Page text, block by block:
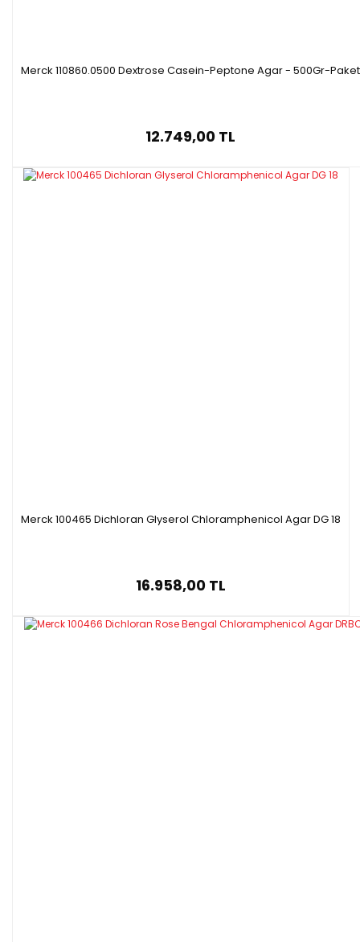
Merck 110860.0500 Dextrose Casein-Peptone Agar - 500Gr-Paket
12.749,00 TL
Merck 100465 Dichloran Glyserol Chloramphenicol Agar DG 18
16.958,00 TL